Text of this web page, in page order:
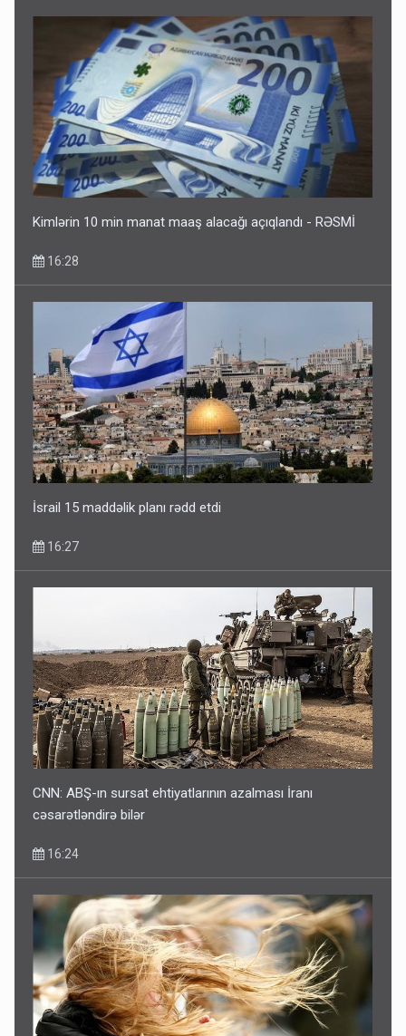
Kimlərin 10 min manat maaş alacağı açıqlandı - RƏSMİ
16:28
İsrail 15 maddəlik planı rədd etdi
16:27
CNN: ABŞ-ın sursat ehtiyatlarının azalması İranı
cəsarətləndirə bilər
16:24